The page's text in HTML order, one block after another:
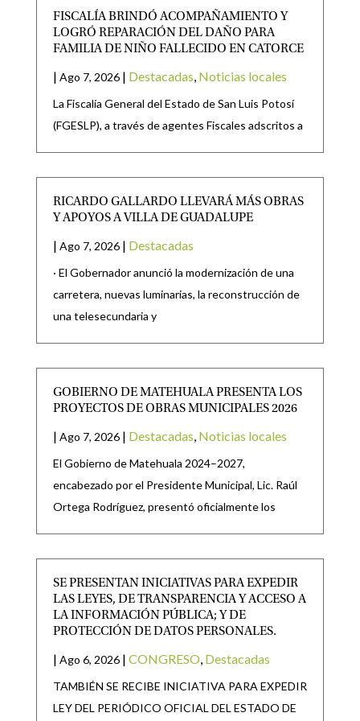
FISCALÍA BRINDÓ ACOMPAÑAMIENTO Y
LOGRÓ REPARACIÓN DEL DAÑO PARA
FAMILIA DE NIÑO FALLECIDO EN CATORCE
| Ago 7, 2026 | Destacadas, Noticias locales
La Fiscalía General del Estado de San Luis Potosí
(FGESLP), a través de agentes Fiscales adscritos a
RICARDO GALLARDO LLEVARÁ MÁS OBRAS
Y APOYOS A VILLA DE GUADALUPE
| Ago 7, 2026 | Destacadas
· El Gobernador anunció la modernización de una
carretera, nuevas luminarias, la reconstrucción de
una telesecundaria y
GOBIERNO DE MATEHUALA PRESENTA LOS
PROYECTOS DE OBRAS MUNICIPALES 2026
| Ago 7, 2026 | Destacadas, Noticias locales
El Gobierno de Matehuala 2024–2027,
encabezado por el Presidente Municipal, Lic. Raúl
Ortega Rodríguez, presentó oficialmente los
SE PRESENTAN INICIATIVAS PARA EXPEDIR
LAS LEYES, DE TRANSPARENCIA Y ACCESO A
LA INFORMACIÓN PÚBLICA; Y DE
PROTECCIÓN DE DATOS PERSONALES.
| Ago 6, 2026 | CONGRESO, Destacadas
TAMBIÉN SE RECIBE INICIATIVA PARA EXPEDIR
LEY DEL PERIÓDICO OFICIAL DEL ESTADO DE